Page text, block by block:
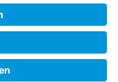
Senci